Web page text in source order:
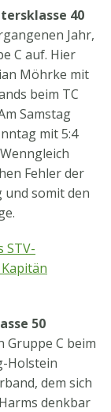
40
Jahr,
C auf. Hier
Möhrke mit
beim TC
Samstag
mit 5:4
Fehler der
und somit den
STV-
50
Gruppe C beim
Holstein
dem sich
denkbar